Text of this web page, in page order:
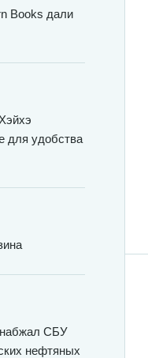
Books дали
для удобства
СБУ
нефтяных